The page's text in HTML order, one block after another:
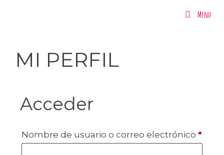
Menu
Menu
MI PERFIL
Acceder
Nombre de usuario o correo electrónico *